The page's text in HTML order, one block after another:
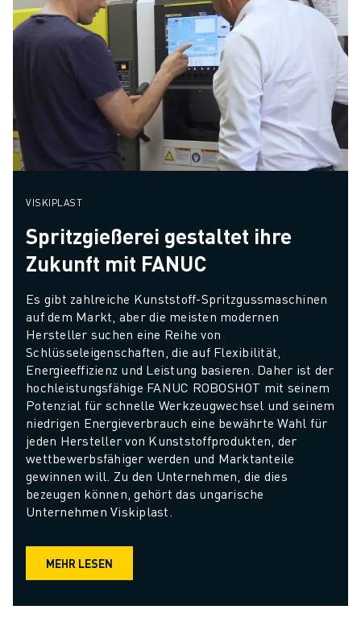
VISKIPLAST
Spritzgießerei gestaltet ihre
Zukunft mit FANUC
Es gibt zahlreiche Kunststoff-Spritzgussmaschinen
auf dem Markt, aber die meisten modernen
Hersteller suchen eine Reihe von
Schlüsseleigenschaften, die auf Flexibilität,
Energieeffizienz und Leistung basieren. Daher ist der
hochleistungsfähige FANUC ROBOSHOT mit seinem
Potenzial für schnelle Werkzeugwechsel und seinem
niedrigen Energieverbrauch eine bewährte Wahl für
jeden Hersteller von Kunststoffprodukten, der
wettbewerbsfähiger werden und Marktanteile
gewinnen will. Zu den Unternehmen, die dies
bezeugen können, gehört das ungarische
Unternehmen Viskiplast.
MEHR LESEN